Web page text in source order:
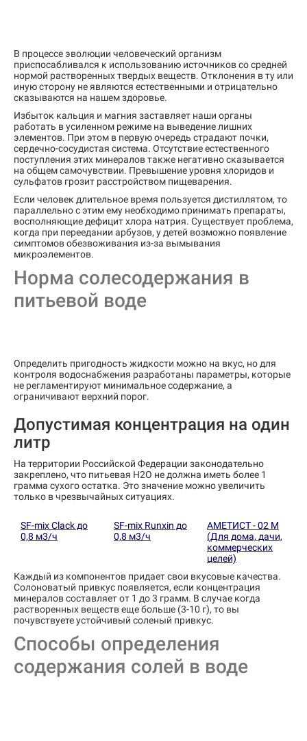
В процессе эволюции человеческий организм
приспосабливался к использованию источников со средней
нормой растворенных твердых веществ. Отклонения в ту или
иную сторону не являются естественными и отрицательно
сказываются на нашем здоровье.
Избыток кальция и магния заставляет наши органы
работать в усиленном режиме на выведение лишних
элементов. При этом в первую очередь страдают почки,
сердечно-сосудистая система. Отсутствие естественного
поступления этих минералов также негативно сказывается
на общем самочувствии. Превышение уровня хлоридов и
сульфатов грозит расстройством пищеварения.
Если человек длительное время пользуется дистиллятом, то
параллельно с этим ему необходимо принимать препараты,
восполняющие дефицит хлора натрия. Существует проблема,
когда при переедании арбузов, у детей возможно появление
симптомов обезвоживания из-за вымывания
микроэлементов.
Норма солесодержания в
питьевой воде
Определить пригодность жидкости можно на вкус, но для
контроля водоснабжения разработаны параметры, которые
не регламентируют минимальное содержание, а
ограничивают верхний порог.
Допустимая концентрация на один
литр
На территории Российской Федерации законодательно
закреплено, что питьевая Н2О не должна иметь более 1
грамма сухого остатка. Это значение можно увеличить
только в чрезвычайных ситуациях.
SF-mix Clack до
0,8 м3/ч
SF-mix Runxin до
0,8 м3/ч
АМЕТИСТ - 02 М
(Для дома, дачи,
коммерческих
целей)
Каждый из компонентов придает свои вкусовые качества.
Солоноватый привкус появляется, если концентрация
минералов составляет от 1 до 3 грамм. В случае когда
растворенных веществ еще больше (3-10 г), то вы
почувствуете устойчивый соленый привкус.
Способы определения
содержания солей в воде